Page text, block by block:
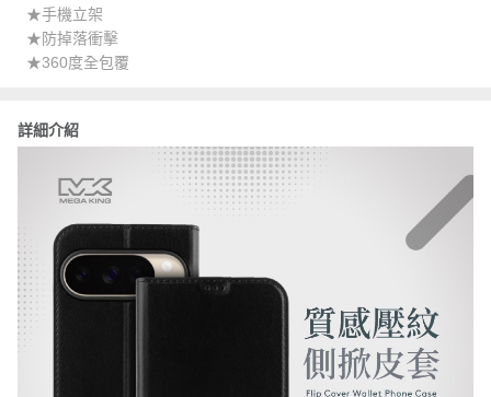
★手機立架
★防掉落衝擊
★360度全包覆
詳細介紹